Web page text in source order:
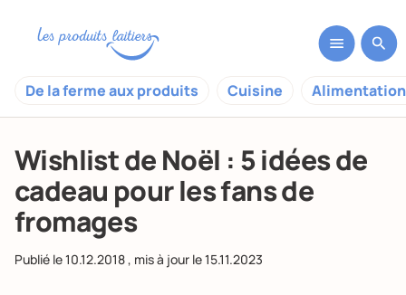
De la ferme aux produits Cuisine
Wishlist de Noël : 5 idées de
cadeau pour les fans de
fromages
Publié le10.12.2018, mis à jour le15.11.2023